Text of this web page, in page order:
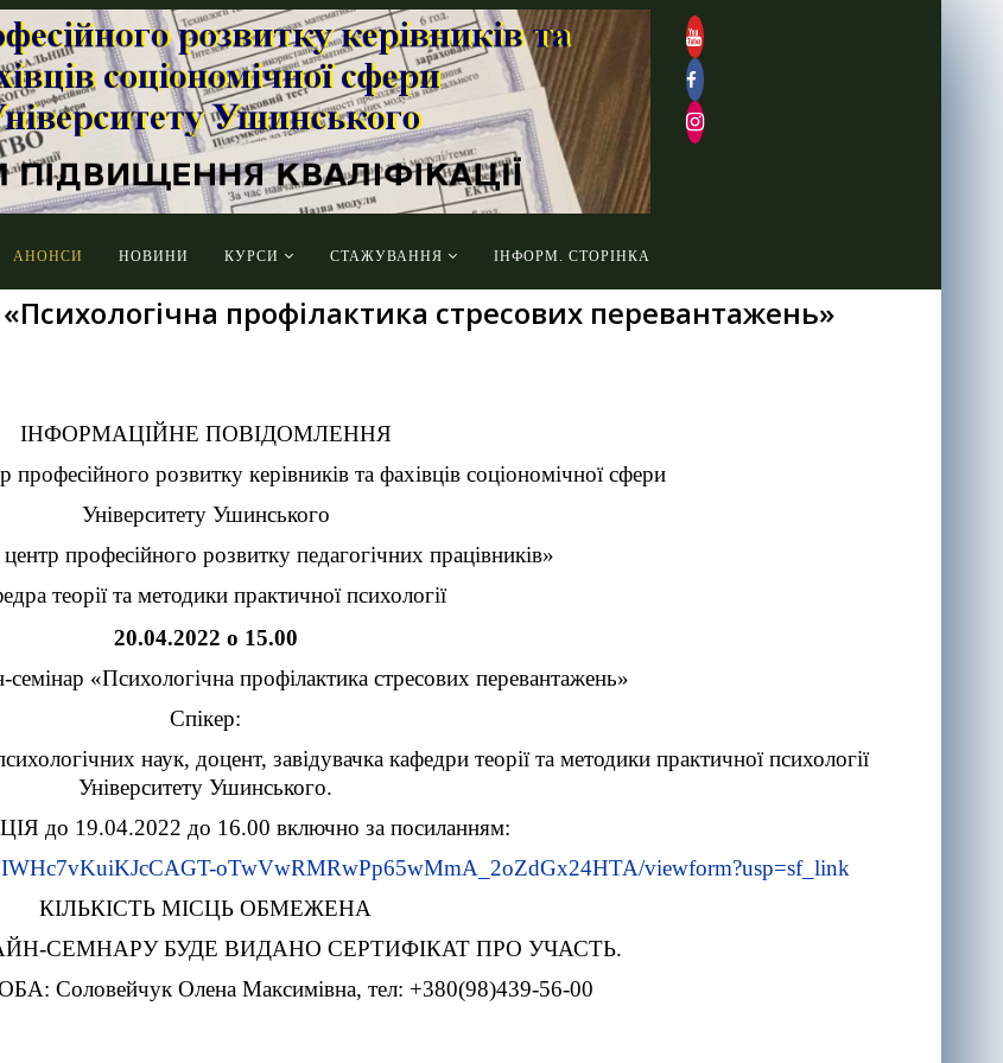
АНОНСИ НОВИНИ КУРСИ СТАЖУВАННЯ ІНФОРМ. СТОРІНКА
профілактика стресових перевантажень»
ІНФОРМАЦІЙНЕ ПОВІДОМЛЕННЯ
професійного розвитку керівників та фахівців соціономічної сфери
Університету Ушинського
професійного розвитку педагогічних працівників»
теорії та методики практичної психології
20.04.2022 о 15.00
«Психологічна профілактика стресових перевантажень»
Спікер:
наук, доцент, завідувачка кафедри теорії та методики практичної психології
Університету Ушинського.
до 19.04.2022 до 16.00 включно за посиланням:
oTwVwRMRwPp65wMmA_2oZdGx24HTA/viewform?usp=sf_link
КІЛЬКІСТЬ МІСЦЬ ОБМЕЖЕНА
СЕМНАРУ БУДЕ ВИДАНО СЕРТИФІКАТ ПРО УЧАСТЬ.
Соловейчук Олена Максимівна, тел: +380(98)439-56-00